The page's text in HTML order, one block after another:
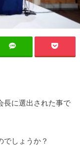
長に選出された事で
でしょうか？